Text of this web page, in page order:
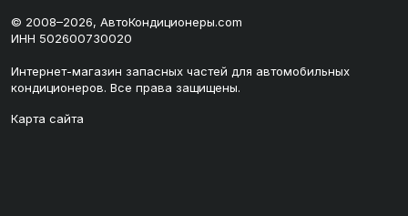
© 2008–2026, АвтоКондиционеры.com
ИНН 502600730020
Интернет-магазин запасных частей для автомобильных
кондиционеров. Все права защищены.
Карта сайта